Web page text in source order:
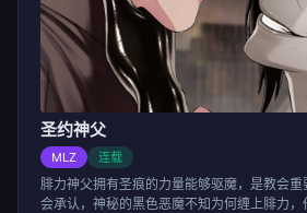
圣约神父
MLZ 连载
腓力神父拥有圣痕的力量能够驱魔，是教会
会承认，神秘的黑色恶魔不知为何缠上腓力，